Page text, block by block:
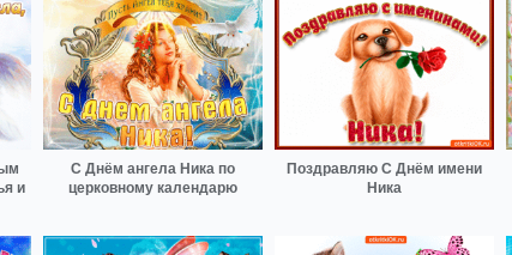
и
С Днём ангела Ника по
церковному календарю
Поздравляю С Днём имени
Ника